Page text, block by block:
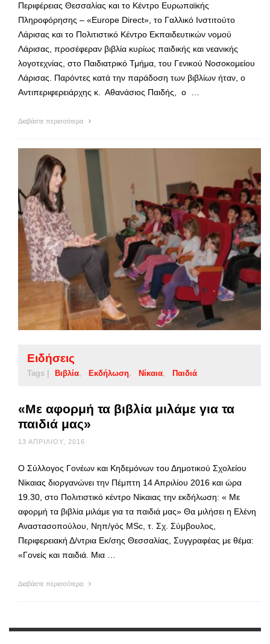
Περιφέρειας Θεσσαλίας και το Κέντρο Ευρωπαϊκής
Πληροφόρησης – «Europe Direct», το Γαλλικό Ινστιτούτο
Λάρισας και το Πολιτιστικό Κέντρο Εκπαιδευτικών νομού
Λάρισας, προσέφεραν βιβλία κυρίως παιδικής και νεανικής
λογοτεχνίας, στο Παιδιατρικό Τμήμα, του Γενικού Νοσοκομείου
Λάρισας. Παρόντες κατά την παράδοση των βιβλίων ήταν, ο
Αντιπεριφερειάρχης κ. Αθανάσιος Παιδής, ο …
Διαβάστε περισσότερα
Ειδήσεις
Tags | Βιβλία Εκδήλωση Νίκαια Παιδιά
«Με αφορμή τα βιβλία μιλάμε για τα
παιδιά μας»
13 ΑΠΡΙΛΊΟΥ, 2016
Ο Σύλλογος Γονέων και Κηδεμόνων του Δημοτικού Σχολείου
Νίκαιας διοργανώνει την Πέμπτη 14 Απριλίου 2016 και ώρα
19.30, στο Πολιτιστικό κέντρο Νίκαιας την εκδήλωση: « Με
αφορμή τα βιβλία μιλάμε για τα παιδιά μας» Θα μιλήσει η Ελένη
Αναστασοπούλου, Νηπ/γός MSc, τ. Σχ. Σύμβουλος,
Περιφερειακή Δ/ντρια Εκ/σης Θεσσαλίας, Συγγραφέας με θέμα:
«Γονείς και παιδιά. Μια …
Διαβάστε περισσότερα